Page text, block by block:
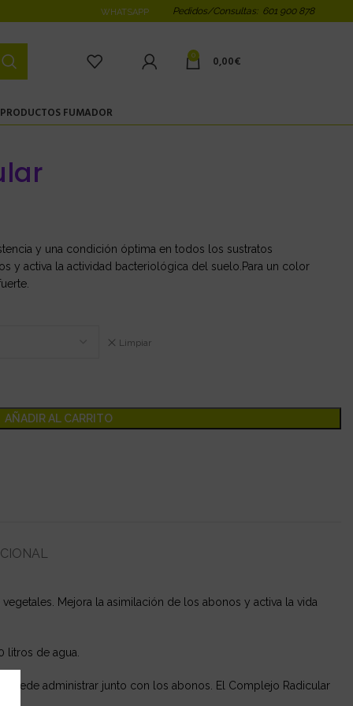
WHATSAPP Pedidos/Consultas: 601 900 878
0 0,00€
PRODUCTOS FUMADOR
y una condición óptima en todos los sustratos
y activa la actividad bacteriológica del suelo.Para un color
Limpiar
AÑADIR AL CARRITO
Mejora la asimilación de los abonos y activa la vida
litros de agua.
administrar junto con los abonos. El Complejo Radicular